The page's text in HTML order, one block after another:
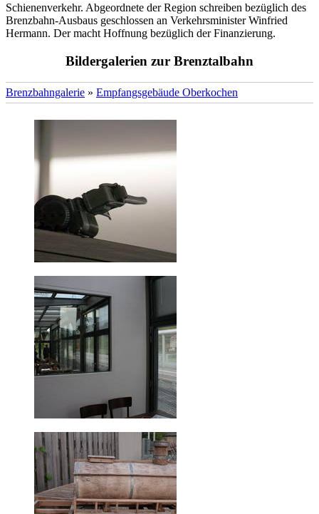
Schienenverkehr. Abgeordnete der Region schreiben bezüglich des
Brenzbahn-Ausbaus geschlossen an Verkehrsminister Winfried
Hermann. Der macht Hoffnung bezüglich der Finanzierung.
Bildergalerien zur Brenztalbahn
Brenzbahngalerie » Empfangsgebäude Oberkochen